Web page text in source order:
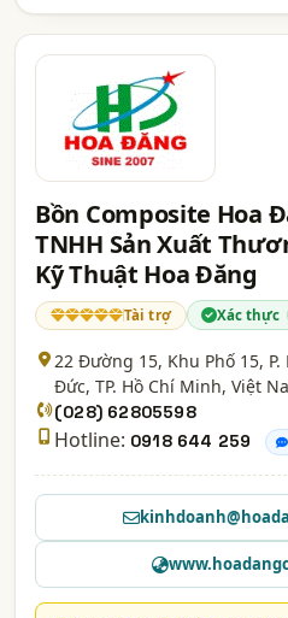
Bồn Composite Hoa
TNHH Sản Xuất
Kỹ Thuật Hoa Đăng
Tài trợ Xác thực
22 Đường 15, Khu Phố 15, P.
Đức, TP. Hồ Chí Minh, Việt
(028) 62805598
Hotline: 0918 644 259